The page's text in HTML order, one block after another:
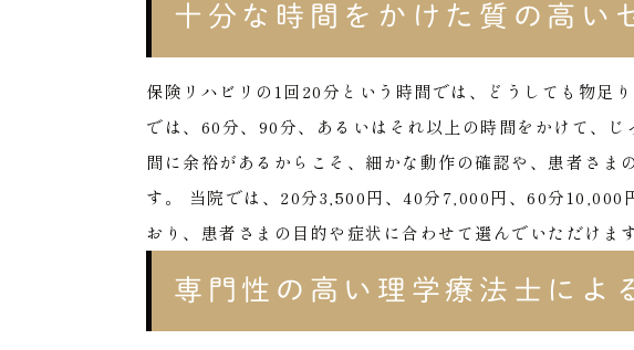
十分な時間をかけた質の高い
保険リハビリの1回20分という時間では、どうしても物足
では、60分、90分、あるいはそれ以上の時間をかけて、
間に余裕があるからこそ、細かな動作の確認や、患者さま
す。
当院では、20分3,500円、40分7,000円、60分10,000
おり、患者さまの目的や症状に合わせて選んでいただけます
専門性の高い理学療法士によ